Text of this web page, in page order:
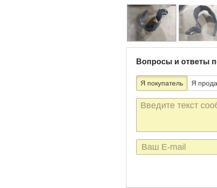
Вопросы и ответы
Я покупатель Я
Текст
сообщения
E-
mail